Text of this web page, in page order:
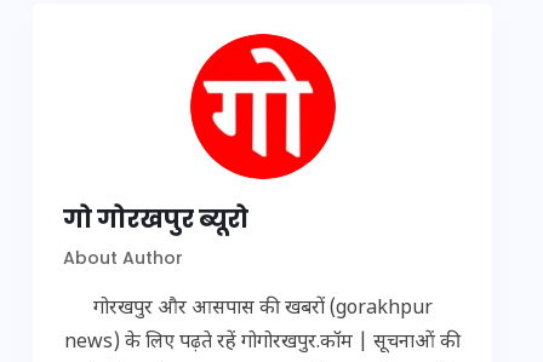
गो गोरखपुर ब्यूरो
About Author
गोरखपुर और आसपास की खबरों (gorakhpur
news) के लिए पढ़ते रहें गोगोरखपुर.कॉम | सूचनाओं की